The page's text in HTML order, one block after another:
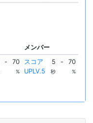
メンバー
- 70
%
スコア
UPLV.5
5
秒
- 70
%